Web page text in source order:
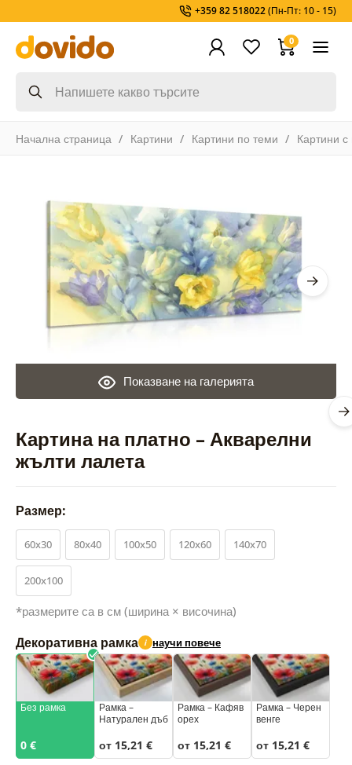
+359 82 518022(Пн-Пт: 10 - 15)
0
Начална страница Картини Картини по теми Картини с
Картина на платно – Акварелни
жълти лалета
Показване на галерията
Размер:
60x30 80x40 100x50 120x60 140x70
200x100
*размерите са в см (ширина × височина)
Декоративна рамка i научи повече
Без рамка
0 €
Рамка –
Натурален дъб
от 15,21 €
Рамка – Кафяв
орех
от 15,21 €
Рамка – Черен
венге
от 15,21 €